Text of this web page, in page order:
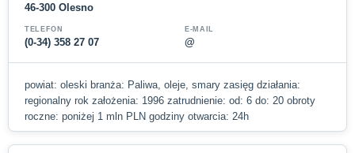
46-300 Olesno
TELEFON
(0-34) 358 27 07
E-MAIL
@
powiat: oleski branża: Paliwa, oleje, smary zasięg działania:
regionalny rok założenia: 1996 zatrudnienie: od: 6 do: 20 obroty
roczne: poniżej 1 mln PLN godziny otwarcia: 24h